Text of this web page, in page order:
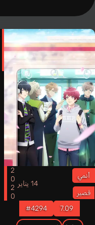
أنمي
قصير
14 يناير 2020
7.09
#4294